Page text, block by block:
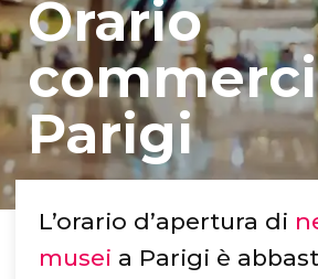
Orario
Parigi
L’orario d’apertura di
musei a Parigi è